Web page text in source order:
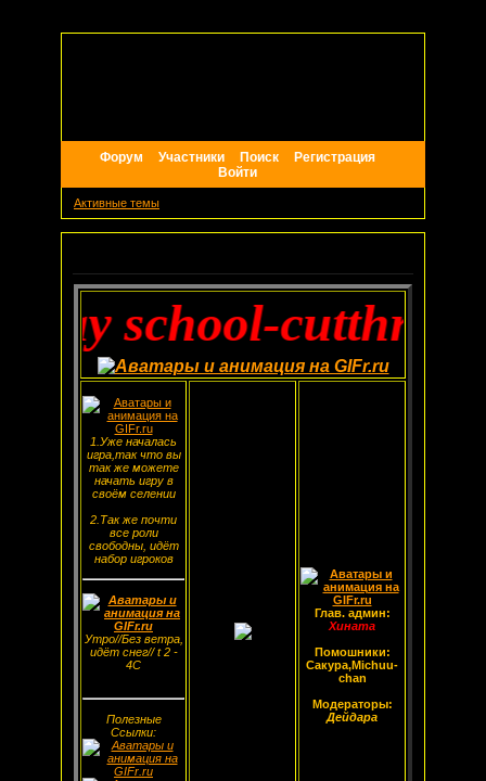
Форум Участники Поиск
Регистрация
Войти
Активные темы
cutthroat ties
1.Уже началась
игра,так что вы
так же можете
начать игру в
своём селении
2.Так же почти
все роли
свободны, идёт
набор игроков
Утро//Без ветра,
идёт снег// t 2 -
4С
Полезные
Ссылки:
Глав. админ:
Хината
Помошники:
Сакура,Michuu-
chan
Модераторы:
Дейдара